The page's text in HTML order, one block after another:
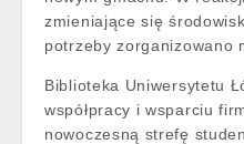
zmieniające się
potrzeby zorganizowano
Biblioteka Uniwersytetu
współpracy i wsparciu
nowoczesną strefę